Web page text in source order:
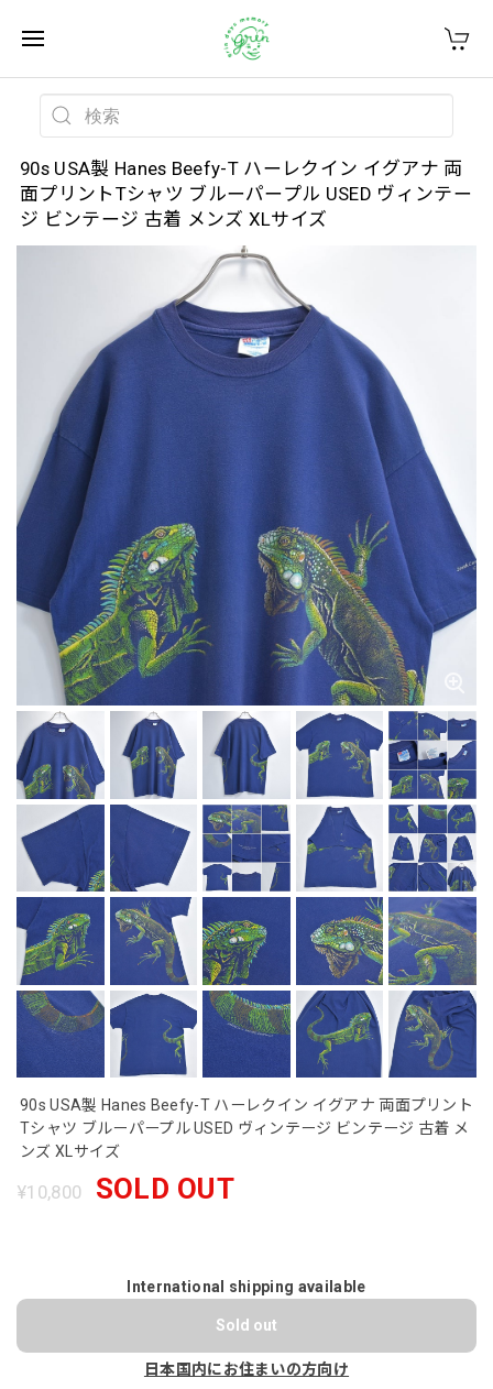
90s USA製 Hanes Beefy-T ハーレクイン イグアナ 両
面プリントTシャツ ブルーパープル USED ヴィンテー
ジ ビンテージ 古着 メンズ XLサイズ
90s USA製 Hanes Beefy-T ハーレクイン イグアナ 両面プリント
Tシャツ ブルーパープル USED ヴィンテージ ビンテージ 古着 メ
ンズ XLサイズ
¥10,800 SOLD OUT
International shipping available
Sold out
日本国内にお住まいの方向け